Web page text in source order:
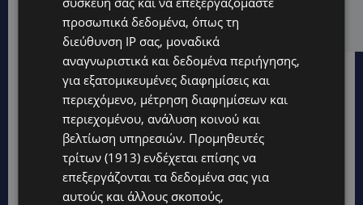
του 27χρονου – Φέρεται να παραπλάνησε την
Αστυνομία
προσωπικά δεδομένα, όπως τη
διεύθυνση IP σας, μοναδικά
αναγνωριστικά και δεδομένα περιήγησης,
για εξατομικευμένες διαφημίσεις και
περιεχόμενο, μέτρηση διαφημίσεων και
περιεχομένου, ανάλυση κοινού και
βελτίωση υπηρεσιών. Προμηθευτές
τρίτων (1913) ενδέχεται επίσης να
επεξεργάζονται τα δεδομένα σας για
αυτούς και άλλους σκοπούς,